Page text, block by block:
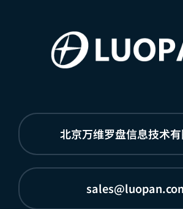
北京万维罗盘信息技术